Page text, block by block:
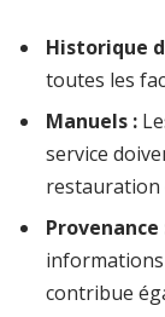
Historique
toutes les
Manuels :
service
restauration
Provenance
contribue